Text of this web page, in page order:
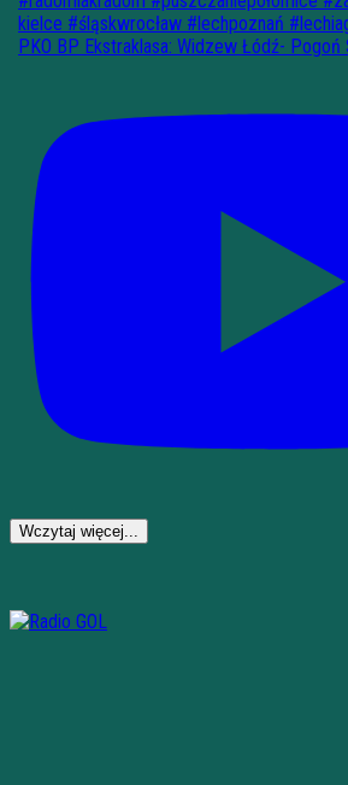
PKO BP Ekstraklasa: Widzew Łódź- Pogoń
Wczytaj więcej...